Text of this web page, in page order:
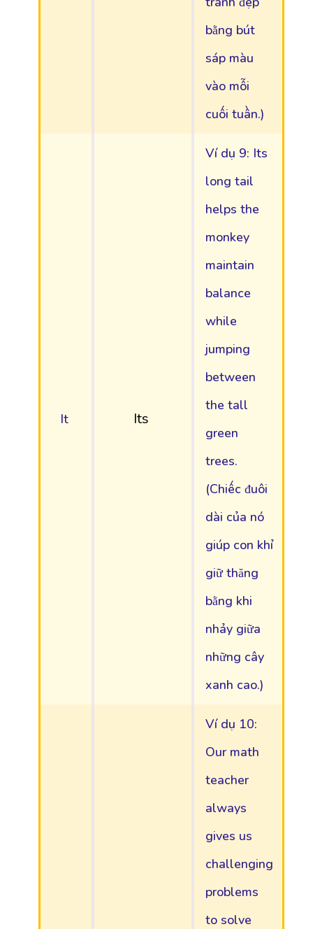
bằng bút
sáp màu
vào mỗi
cuối tuần.)
It Its
Ví dụ 9: Its
long tail
helps the
monkey
maintain
balance
while
jumping
between
the tall
green
trees.
(Chiếc đuôi
dài của nó
giúp con khỉ
giữ thăng
bằng khi
nhảy giữa
những cây
xanh cao.)
Ví dụ 10:
Our math
teacher
always
gives us
challenging
problems
to solve